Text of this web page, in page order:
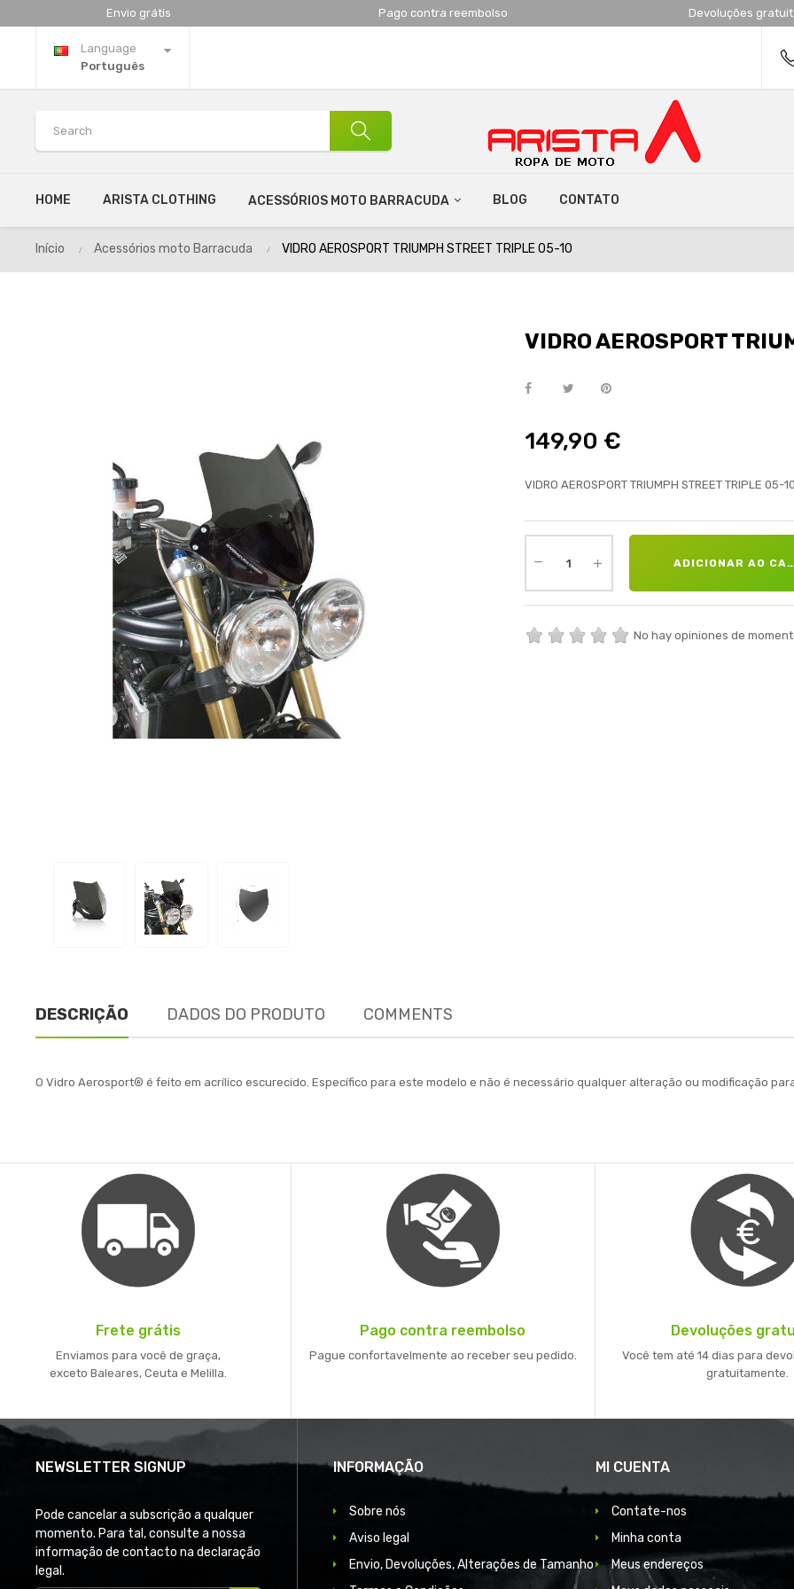
Envio grátis Pago contra reembolso Devoluções
Language
Português
HOME ARISTA CLOTHING ACESSÓRIOS MOTO BARRACUDA BLOG CONTATO
Início Acessórios moto Barracuda VIDRO AEROSPORT TRIUMPH STREET TRIPLE 05-10
VIDRO AEROSPORT
149,90 €
VIDRO AEROSPORT TRIUMPH STREET TRIPLE 05-10
ADICIONAR AO
No hay opiniones de
DESCRIÇÃO DADOS DO PRODUTO COMMENTS
O Vidro Aerosport® é feito em acrílico escurecido. Específico para este modelo e não é necessário qualquer alteração ou modificação
Frete grátis
Enviamos para você de graça,
exceto Baleares, Ceuta e Melilla.
Pago contra reembolso
Pague confortavelmente ao receber seu pedido.
Devoluções
Você tem até 14 dias para
gratuitamente.
NEWSLETTER SIGNUP
Pode cancelar a subscrição a qualquer
momento. Para tal, consulte a nossa
informação de contacto na declaração
legal.
INFORMAÇÃO
Sobre nós
Aviso legal
Envio, Devoluções, Alterações de Tamanho
MI CUENTA
Contate-nos
Minha conta
Meus endereços